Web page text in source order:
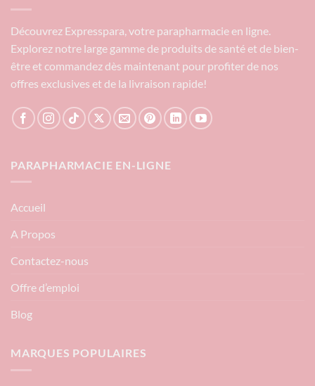
Découvrez Expresspara, votre parapharmacie en ligne.
Explorez notre large gamme de produits de santé et de bien-
être et commandez dès maintenant pour profiter de nos
offres exclusives et de la livraison rapide!
PARAPHARMACIE EN-LIGNE
Accueil
A Propos
Contactez-nous
Offre d’emploi
Blog
MARQUES POPULAIRES